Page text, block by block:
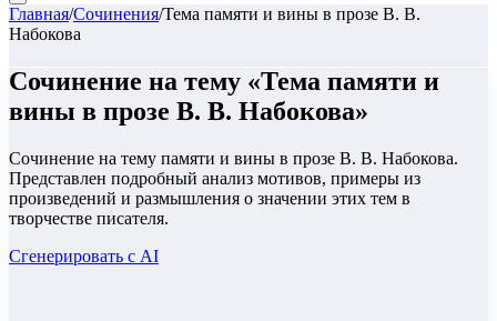
Главная/Сочинения/Тема памяти и вины в прозе В. В.
Набокова
Сочинение на тему «Тема памяти и
вины в прозе В. В. Набокова»
Сочинение на тему памяти и вины в прозе В. В. Набокова.
Представлен подробный анализ мотивов, примеры из
произведений и размышления о значении этих тем в
творчестве писателя.
Сгенерировать с AI